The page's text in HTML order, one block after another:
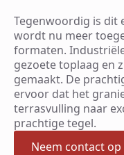
Tegenwoordig is dit
wordt nu meer
formaten.
gezoete toplaag en
gemaakt. De
ervoor dat het
terrasvulling naar
prachtige tegel.
Neem contact op